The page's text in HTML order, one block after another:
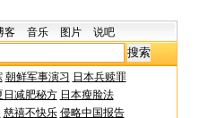
客 音乐 图片 说吧
朝鲜军事演习 日本兵赎罪
日减肥秘方 日本瘦脸法
慈禧不快乐 侵略中国报告